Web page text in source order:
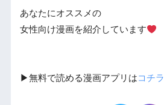
あなたにオススメの
女性向け漫画を紹介しています
▶︎無料で読める漫画アプリはコチラ